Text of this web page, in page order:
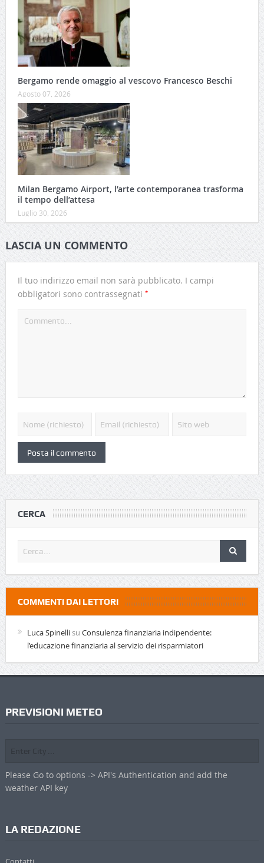
Bergamo rende omaggio al vescovo Francesco Beschi
Agosto 07, 2026
Milan Bergamo Airport, l’arte contemporanea trasforma
il tempo dell’attesa
Luglio 30, 2026
LASCIA UN COMMENTO
Il tuo indirizzo email non sarà pubblicato. I campi
obbligatori sono contrassegnati *
CERCA
COMMENTI DAI LETTORI
Luca Spinellisu Consulenza finanziaria indipendente:
l’educazione finanziaria al servizio dei risparmiatori
PREVISIONI METEO
Please Go to options -> API's Authentication and add the
weather API key
LA REDAZIONE